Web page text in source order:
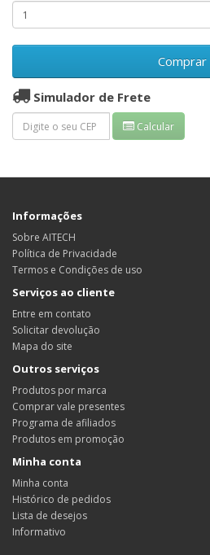
Comprar
Simulador de Frete
Calcular
Informações
Sobre AITECH
Política de Privacidade
Termos e Condições de uso
Serviços ao cliente
Entre em contato
Solicitar devolução
Mapa do site
Outros serviços
Produtos por marca
Comprar vale presentes
Programa de afiliados
Produtos em promoção
Minha conta
Minha conta
Histórico de pedidos
Lista de desejos
Informativo